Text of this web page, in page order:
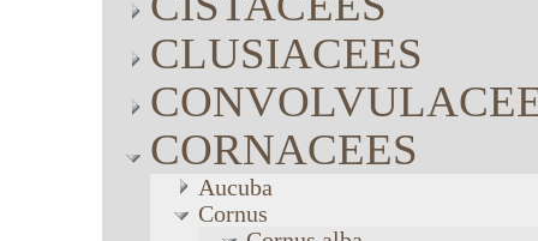
CLUSIACEES
CORNACEES
Aucuba
Cornus